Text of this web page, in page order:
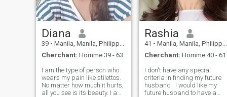
Diana
39 • Manila, Manila, Philippines
Cherchant: Homme 39 - 63
I am the type of person who
wears my pain like stilettos.
No matter how much it hurts,
all you see is its beauty. I am
Rashia
41 • Manila, Manila, Philippines
Cherchant: Homme 40 - 61
I don't have any special
criteria in finding my future
husband . I would like my
future husband to have a